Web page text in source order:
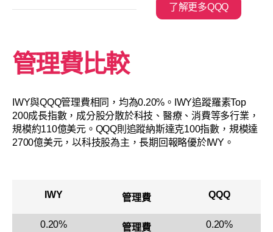
了解更多QQQ
管理費比較
IWY與QQQ管理費相同，均為0.20%。IWY追蹤羅素Top
200成長指數，成分股分散於科技、醫療、消費等多行業，
規模約110億美元。QQQ則追蹤納斯達克100指數，規模達
2700億美元，以科技股為主，長期回報略優於IWY。
IWY 管理費 QQQ
0.20% 管理費 0.20%